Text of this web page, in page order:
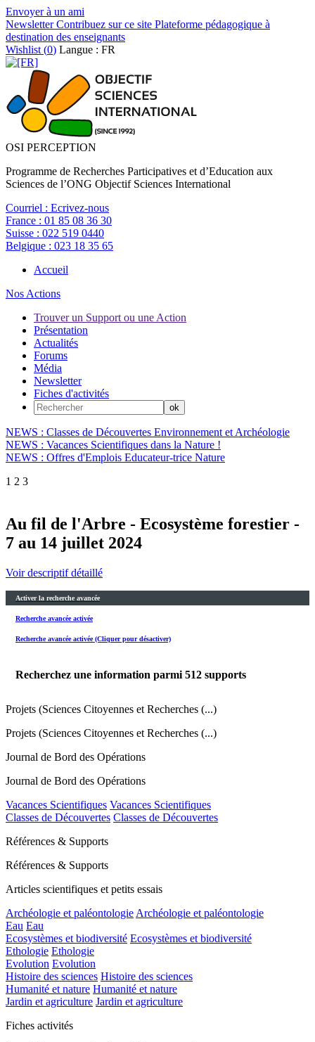
Envoyer à un ami
NewsletterContribuez sur ce site Plateforme pédagogique à
destination des enseignants
Wishlist (0) Langue : FR
OSI PERCEPTION
Programme de Recherches Participatives et d’Education aux
Sciences de l’ONG Objectif Sciences International
Courriel : Ecrivez-nous
France : 01 85 08 36 30
Suisse : 022 519 0440
Belgique : 023 18 35 65
Accueil
Nos Actions
Trouver un Support ou une Action
Présentation
Actualités
Forums
Média
Newsletter
Fiches d'activités
NEWS : Classes de Découvertes Environnement et Archéologie
NEWS : Vacances Scientifiques dans la Nature !
NEWS : Offres d'Emplois Educateur-trice Nature
1 2 3
Au fil de l'Arbre - Ecosystème forestier -
7 au 14 juillet 2024
Voir descriptif détaillé
Activer la recherche avancée
Recherche avancée activée
Recherche avancée activée (Cliquer pour désactiver)
Recherchez une information parmi 512 supports
Projets (Sciences Citoyennes et Recherches (...)
Projets (Sciences Citoyennes et Recherches (...)
Journal de Bord des Opérations
Journal de Bord des Opérations
Vacances Scientifiques Vacances Scientifiques
Classes de Découvertes Classes de Découvertes
Références & Supports
Références & Supports
Articles scientifiques et petits essais
Archéologie et paléontologie Archéologie et paléontologie
Eau Eau
Ecosystèmes et biodiversité Ecosystèmes et biodiversité
Ethologie Ethologie
Evolution Evolution
Histoire des sciences Histoire des sciences
Humanité et nature Humanité et nature
Jardin et agriculture Jardin et agriculture
Fiches activités